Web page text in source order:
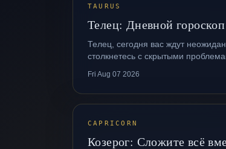
TAURUS
Телец: Дневной
Телец, сегодня вас ждут
столкнетесь с скрытыми
Fri Aug 07 2026
CAPRICORN
Козерог: Сложите всё